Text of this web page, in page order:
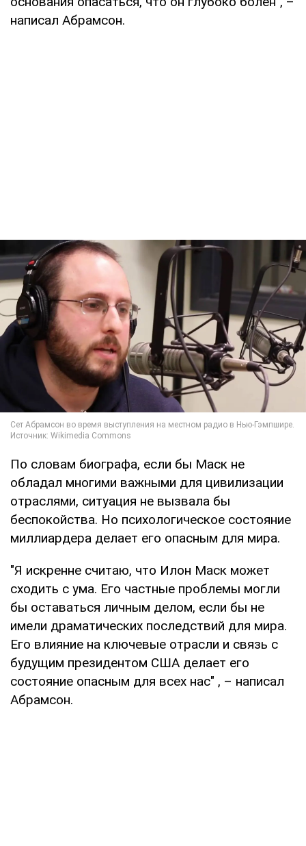
написал Абрамсон.
По словам биографа, если бы Маск не
обладал многими важными для цивилизации
отраслями, ситуация не вызвала бы
беспокойства. Но психологическое состояние
миллиардера делает его опасным для мира.
"Я искренне считаю, что Илон Маск может
сходить с ума. Его частные проблемы могли
бы оставаться личным делом, если бы не
имели драматических последствий для мира.
Его влияние на ключевые отрасли и связь с
будущим президентом США делает его
состояние опасным для всех нас" , – написал
Абрамсон.